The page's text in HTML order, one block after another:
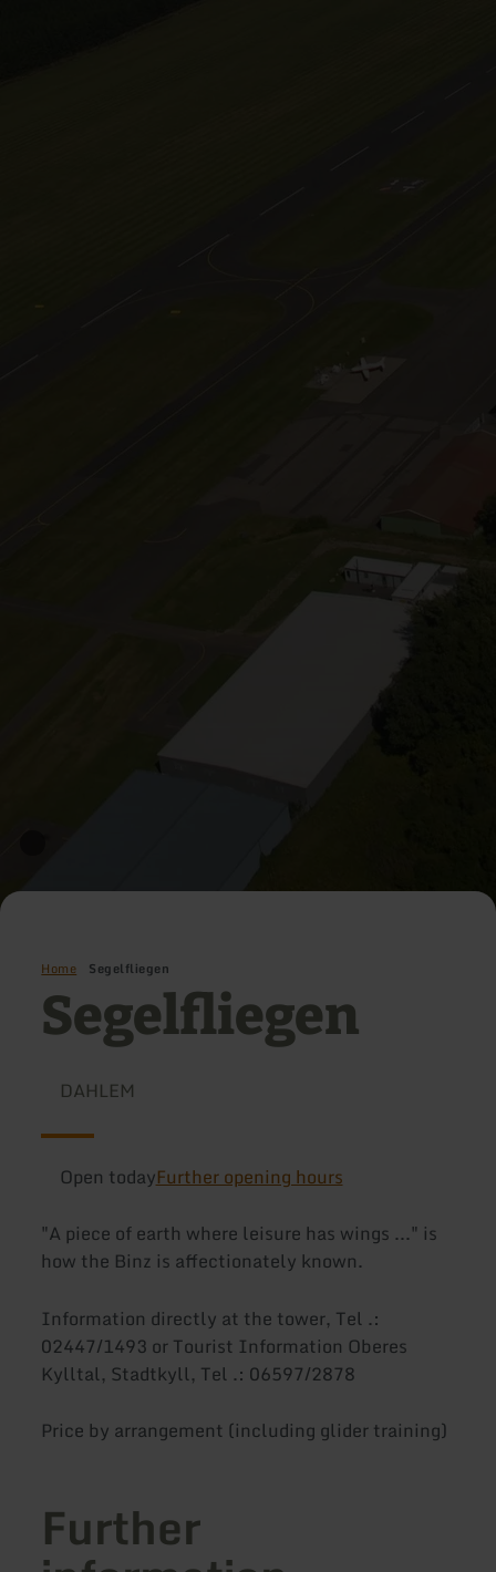
Home Segelfliegen
Segelfliegen
DAHLEM
Open todayFurther opening hours
"A piece of earth where leisure has wings ..." is
how the Binz is affectionately known.
Information directly at the tower, Tel .:
02447/1493 or Tourist Information Oberes
Kylltal, Stadtkyll, Tel .: 06597/2878
Price by arrangement (including glider training)
Further